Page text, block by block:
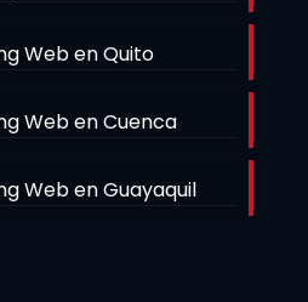
Web en Quito
Web en Cuenca
Web en Guayaquil